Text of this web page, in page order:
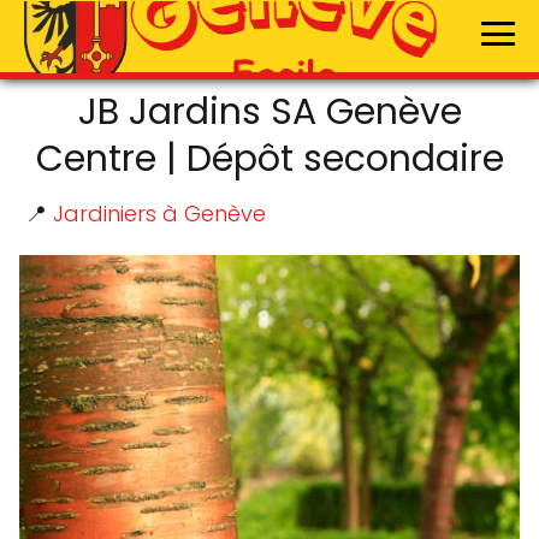
JB Jardins SA Genève
Centre | Dépôt secondaire
📍 Jardiniers à Genève